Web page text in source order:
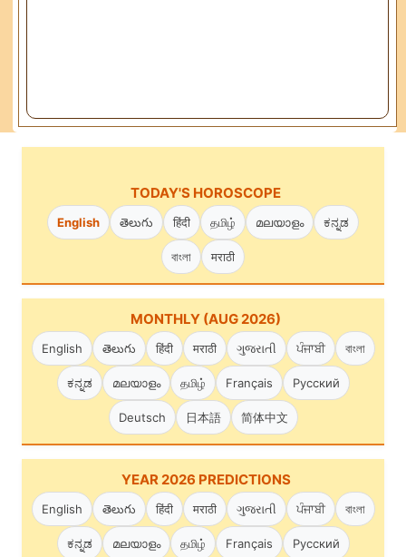
TODAY'S HOROSCOPE
English తెలుగు हिंदी தமிழ் മലയാളം ಕನ್ನಡ
বাংলা मराठी
MONTHLY (AUG 2026)
English తెలుగు हिंदी मराठी ગુજરાતી ਪੰਜਾਬੀ বাংলা
ಕನ್ನಡ മലയാളം தமிழ் Français Русский
Deutsch 日本語 简体中文
YEAR 2026 PREDICTIONS
English తెలుగు हिंदी मराठी ગુજરાતી ਪੰਜਾਬੀ বাংলা
ಕನ್ನಡ മലയാളം தமிழ் Français Русский